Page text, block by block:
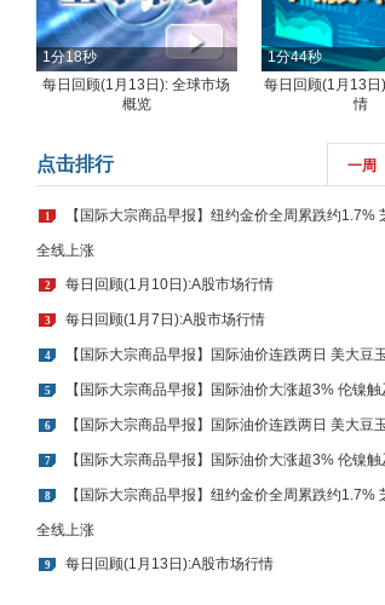
1分18秒
每日回顾(1月13日): 全球市场
概览
1分44秒
每日回顾(1月13日
情
点击排行 一周
1 【国际大宗商品早报】纽约金价全周累跌约1.7%
全线上涨
2 每日回顾(1月10日):A股市场行情
3 每日回顾(1月7日):A股市场行情
4 【国际大宗商品早报】国际油价连跌两日 美大豆
5 【国际大宗商品早报】国际油价大涨超3% 伦镍
6 【国际大宗商品早报】国际油价连跌两日 美大豆
7 【国际大宗商品早报】国际油价大涨超3% 伦镍
8 【国际大宗商品早报】纽约金价全周累跌约1.7%
全线上涨
9 每日回顾(1月13日):A股市场行情